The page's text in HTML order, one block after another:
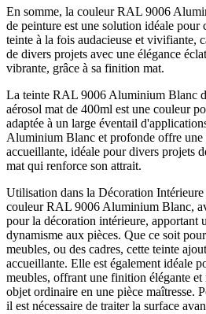
En somme, la couleur RAL 9006
de peinture est une solution idéale pour
teinte à la fois audacieuse et vivifiante,
de divers projets avec une élégance
vibrante, grâce à sa finition mat.
La teinte RAL 9006 Aluminium Blanc
aérosol mat de 400ml est une couleur
adaptée à un large éventail
Aluminium Blanc et profonde offre une
accueillante, idéale pour divers projets
mat qui renforce son attrait.
Utilisation dans la Décoration
couleur RAL 9006 Aluminium Blanc,
pour la décoration intérieure, apportant
dynamisme aux pièces. Que ce soit
meubles, ou des cadres, cette teinte
accueillante. Elle est également idéale
meubles, offrant une finition élégante
objet ordinaire en une pièce maîtresse.
il est nécessaire de traiter la surface